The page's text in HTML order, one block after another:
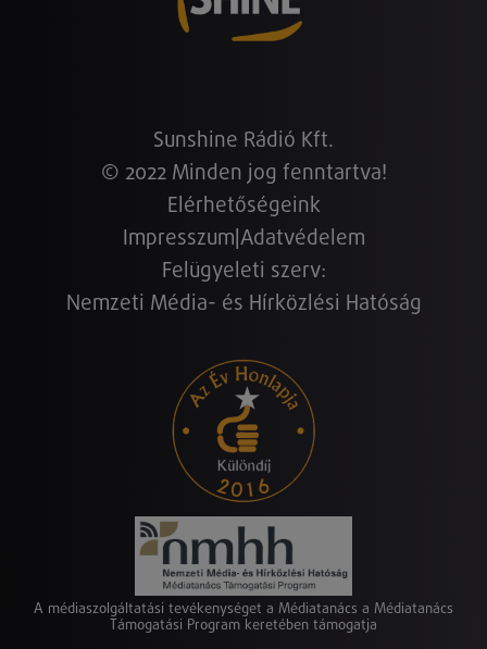
Sunshine Rádió Kft.
© 2022 Minden jog fenntartva!
Elérhetőségeink
Impresszum Adatvédelem
Felügyeleti szerv:
Nemzeti Média- és Hírközlési Hatóság
A médiaszolgáltatási tevékenységet a Médiatanács a Médiatanács
Támogatási Program keretében támogatja